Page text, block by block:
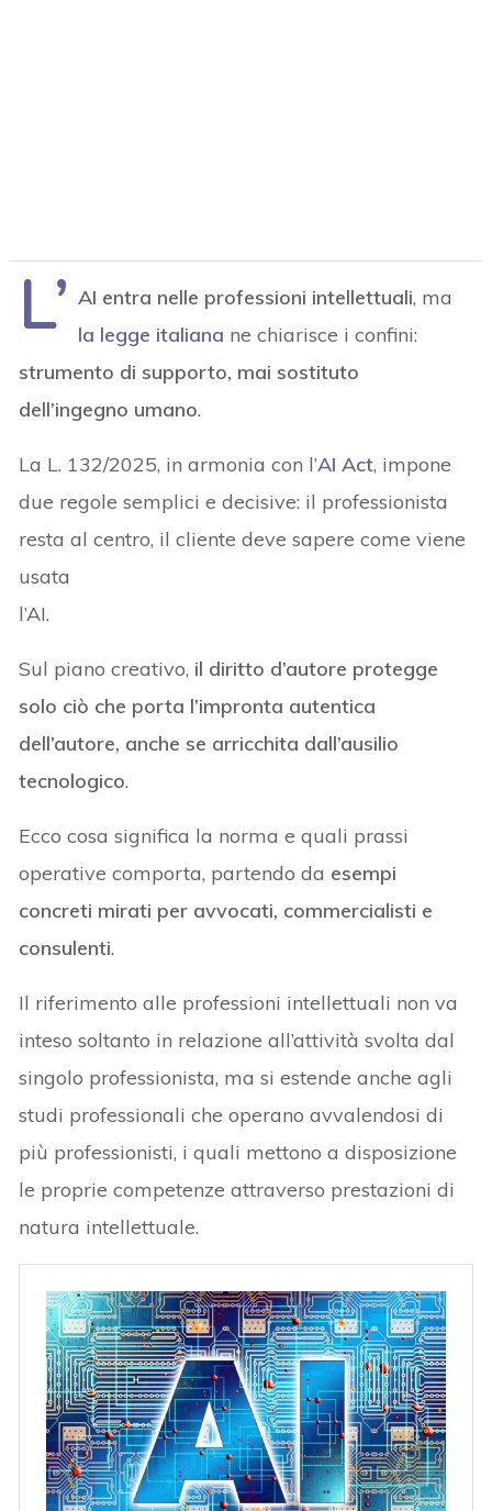
L’ AI entra nelle professioni intellettuali, ma
la legge italiana ne chiarisce i confini:
strumento di supporto, mai sostituto
dell’ingegno umano.
La L. 132/2025, in armonia con l’AI Act, impone
due regole semplici e decisive: il professionista
resta al centro, il cliente deve sapere come viene
usata
l’AI.
Sul piano creativo, il diritto d’autore protegge
solo ciò che porta l’impronta autentica
dell’autore, anche se arricchita dall’ausilio
tecnologico.
Ecco cosa significa la norma e quali prassi
operative comporta, partendo da esempi
concreti mirati per avvocati, commercialisti e
consulenti.
Il riferimento alle professioni intellettuali non va
inteso soltanto in relazione all’attività svolta dal
singolo professionista, ma si estende anche agli
studi professionali che operano avvalendosi di
più professionisti, i quali mettono a disposizione
le proprie competenze attraverso prestazioni di
natura intellettuale.